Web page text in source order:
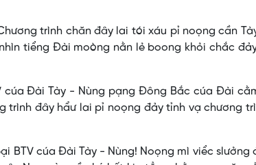
trình chăn đây lai tói xáu pỉ noọng cần
tiểng Đài moòng nằn lẻ boong khỏi chắc
cúa Đài Tày - Nùng pạng Đông Bắc cúa Đài
trình đây hẩư lai pỉ noọng đảy tỉnh vạ chương
BTV cúa Đài Tày - Nùng! Noọng mì viểc slưởng